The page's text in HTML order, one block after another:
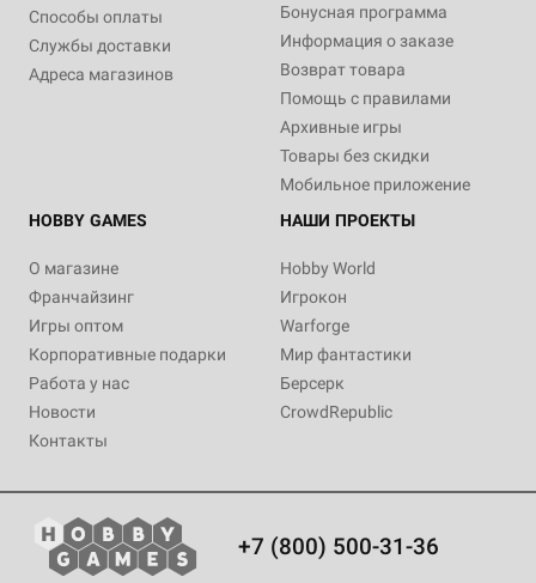
Способы оплаты
Службы доставки
Адреса магазинов
Бонусная программа
Информация о заказе
Возврат товара
Помощь с правилами
Архивные игры
Товары без скидки
Мобильное приложение
HOBBY GAMES
О магазине
Франчайзинг
Игры оптом
Корпоративные подарки
Работа у нас
Новости
Контакты
НАШИ ПРОЕКТЫ
Hobby World
Игрокон
Warforge
Мир фантастики
Берсерк
CrowdRepublic
+7 (800) 500-31-36